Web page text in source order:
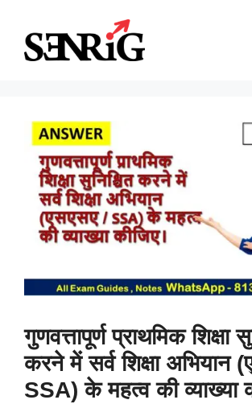
content
गुणवत्तापूर्ण प्राथमिक शिक्षा
करने में सर्व शिक्षा अभियान
SSA) के महत्व की व्याख्या